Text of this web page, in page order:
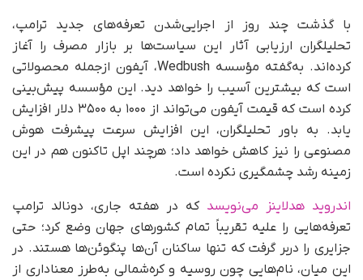
با گذشت چند روز از اجرایی‌شدن تعرفه‌های جدید ترامپ،
تحلیلگران ارزیابی آثار این سیاست‌ها بر بازار مصرف را آغاز
کرده‌اند. به‌گفته مؤسسه Wedbush، آیفون ازجمله محصولاتی
است که بیشترین آسیب را خواهد دید. این مؤسسه پیش‌بینی
کرده است که قیمت آیفون می‌تواند از ۱۰۰۰ به ۳۵۰۰ دلار افزایش
یابد. به باور تحلیلگران، این افزایش سرعت پیشرفت هوش
مصنوعی را نیز کاهش خواهد داد؛ هرچند اپل تاکنون هم در این
زمینه رشد چشمگیری نکرده است.
اندروید هدلاینز می‌نویسد که در هفته جاری، دونالد ترامپ
تعرفه‌هایی را علیه تقریباً تمام کشورهای جهان وضع کرد؛ حتی
جزایری را دربر گرفت که تنها ساکنان آن‌ها پنگوئن‌ها هستند. در
این میان، نام‌هایی چون روسیه و کره‌شمالی به‌طرز معناداری از